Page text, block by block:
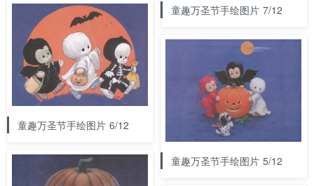
童趣万圣节手绘图片 7/12
童趣万圣节手绘图片 6/12
童趣万圣节手绘图片 5/12